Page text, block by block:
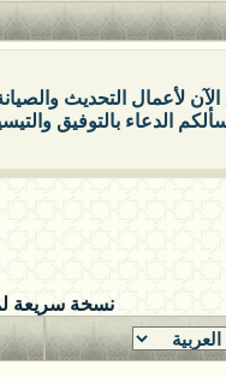
الآن لأعمال التحديث
الدعاء بالتوفيق
نسخة سريعة